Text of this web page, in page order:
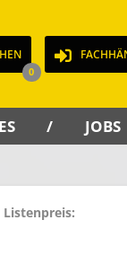
0
JOBS
Listenpreis: